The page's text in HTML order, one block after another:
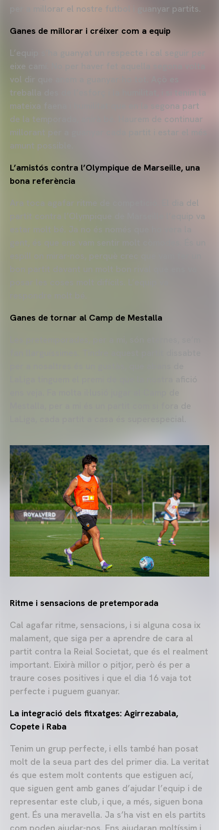
per a millorar el nostre futbol i guanyar partits.
Ganes de millorar i créixer com a equip
L’equip s’ha guanyat un respecte i cal seguir per
eixe camí. No per haver fet aquella segona volta
vol dir que anem a guanyar-ho tot. Açò es
treballa des de l’esforç i la humilitat, i si tenim la
mateixa faena i humilitat que en la segona part
de la temporada, anirà bé. Haurem de continuar
millorant per a guanyar cada partit i estar el més
amunt possible.
L’amistós contra l’Olympique de Marseille, una
bona referència
Ara toca agafar ritme de competició. El dia del
partit contra l’Olympique de Marseille l’equip va
estar molt bé. Ja no és només que ho vera la
gent, és que ens vam sentir molt còmodes. És un
Ganes de tornar al Camp de Mestalla
Ritme i sensacions de pretemporada
Cal agafar ritme, sensacions, i si alguna cosa ix
malament, que siga per a aprendre de cara al
partit contra la Reial Societat, que és el realment
important. Eixirà millor o pitjor, però és per a
traure coses positives i que el dia 16 vaja tot
perfecte i puguem guanyar.
La integració dels fitxatges: Agirrezabala,
Copete i Raba
Tenim un grup perfecte, i ells també han posat
molt de la seua part des del primer dia. La veritat
és que estem molt contents que estiguen ací,
que siguen gent amb ganes d’ajudar l’equip i de
representar este club, i que, a més, siguen bona
gent. És una meravella. Ja s’ha vist en els partits